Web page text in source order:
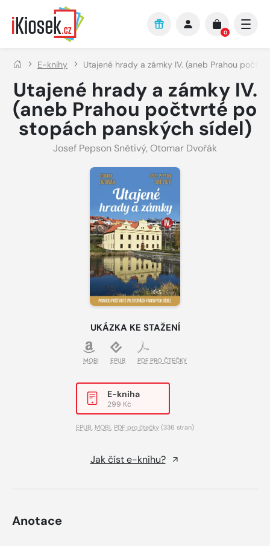
Přejít na hlavní obsah
0
E-knihy Utajené hrady a zámky IV. (aneb Prahou
Utajené hrady a zámky IV.
(aneb Prahou počtvrté po
stopách panských sídel)
Josef Pepson Snětivý, Otomar Dvořák
UKÁZKA KE STAŽENÍ
MOBI EPUB PDF PRO ČTEČKY
E-kniha
299 Kč
EPUB MOBI PDF pro čtečky (336 stran)
Jak číst e-knihu?
Anotace